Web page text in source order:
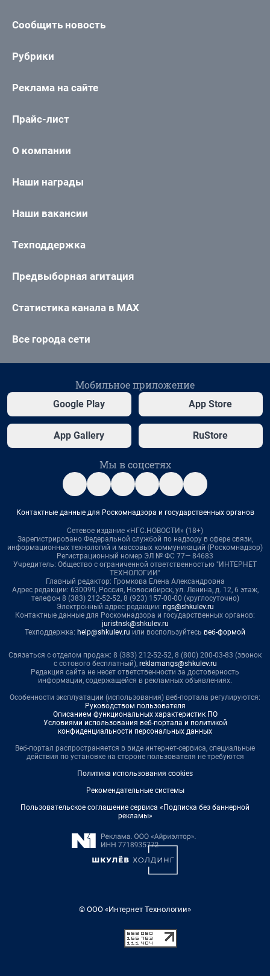
Сообщить новость
Рубрики
Реклама на сайте
Прайс-лист
О компании
Наши награды
Наши вакансии
Техподдержка
Предвыборная агитация
Статистика канала в MAX
Все города сети
Мобильное приложение
Google Play App Store
App Gallery RuStore
Мы в соцсетях
Контактные данные для Роскомнадзора и государственных органов
Сетевое издание «НГС.НОВОСТИ» (18+)
Зарегистрировано Федеральной службой по надзору в сфере связи,
информационных технологий и массовых коммуникаций (Роскомнадзор)
Регистрационный номер ЭЛ № ФС 77— 84683
Учредитель: Общество с ограниченной ответственностью "ИНТЕРНЕТ
ТЕХНОЛОГИИ"
Главный редактор: Громкова Елена Александровна
Адрес редакции: 630099, Россия, Новосибирск, ул. Ленина, д. 12, 6 этаж,
телефон 8 (383) 212-52-52, 8 (923) 157-00-00 (круглосуточно)
Электронный адрес редакции: ngs@shkulev.ru
Контактные данные для Роскомнадзора и государственных органов:
juristnsk@shkulev.ru
Техподдержка: help@shkulev.ru или воспользуйтесь веб-формой
Связаться с отделом продаж: 8 (383) 212-52-52, 8 (800) 200-03-83 (звонок
с сотового бесплатный), reklamangs@shkulev.ru
Редакция сайта не несет ответственности за достоверность
информации, содержащейся в рекламных объявлениях.
Особенности эксплуатации (использования) веб-портала регулируются:
Руководством пользователя
Описанием функциональных характеристик ПО
Условиями использования веб-портала и политикой
конфиденциальности персональных данных
Веб-портал распространяется в виде интернет-сервиса, специальные
действия по установке на стороне пользователя не требуются
Политика использования cookies
Рекомендательные системы
Пользовательское соглашение сервиса «Подписка без баннерной
рекламы»
© ООО «Интернет Технологии»